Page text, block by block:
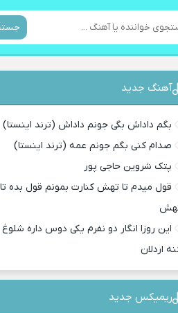
آهنگ جدید
بگم داداش بگی جونم داداش (ترند اینستا)
صدام کنی بگم جونم عمه (ترند اینستا)
پتک شروین حاجی پور
قول میدم تا تهش کنارت بمونم قول بده تا
این روزا انگار دو نفرم یکی دوس داره شلوغ
اردلان
ریمیکس جدید